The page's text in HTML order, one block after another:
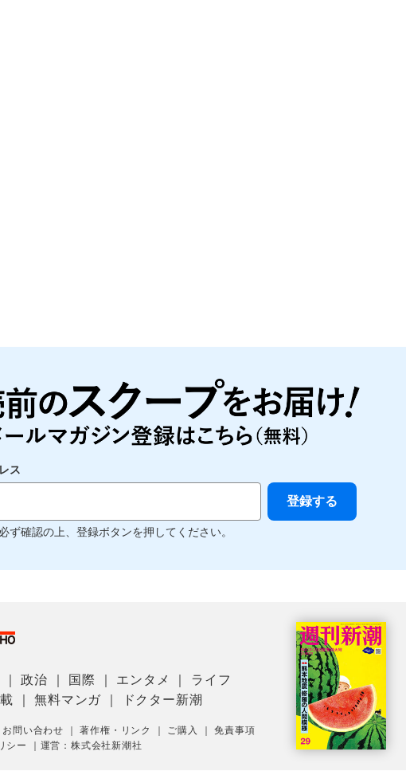
ス
ず確認の上、登録ボタンを押してください。
｜政治 国際 エンタメ
ライフ
｜無料マンガ ドクター新潮
お問い合わせ ｜著作権・リンク ご購入 ｜免責事項
シー 運営：株式会社新潮社